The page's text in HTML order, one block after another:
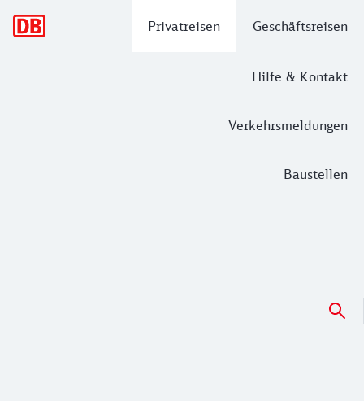
Privatreisen Geschäftsreisen
Hilfe & Kontakt
Verkehrsmeldungen
Baustellen